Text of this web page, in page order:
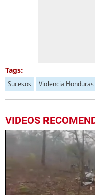
Tags:
Sucesos Violencia Honduras
VIDEOS